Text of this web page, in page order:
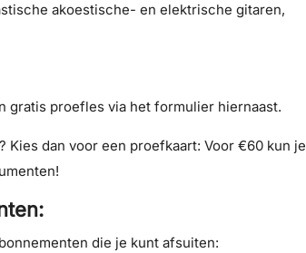
akoestische- en elektrische gitaren,
gratis proefles via het formulier hiernaast.
dan voor een proefkaart: Voor €60 kun je
die je kunt afsuiten: